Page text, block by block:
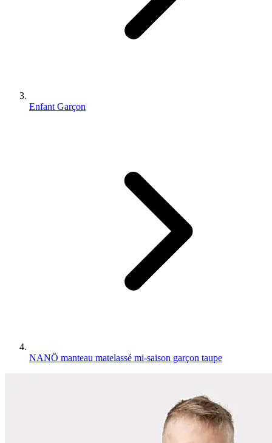
Enfant Garçon
NANÖ manteau matelassé mi-saison garçon taupe